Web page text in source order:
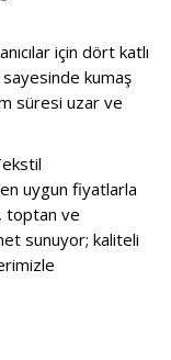
için dört katlı
sayesinde kumaş
süresi uzar ve
uygun fiyatlarla
toptan ve
sunuyor; kaliteli